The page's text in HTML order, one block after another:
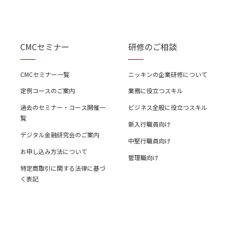
CMCセミナー
CMCセミナー一覧
定例コースのご案内
過去のセミナー・コース開催一
覧
デジタル金融研究会のご案内
お申し込み方法について
特定商取引に関する法律に基づ
く表記
研修のご相談
ニッキンの企業研修について
業務に役立つスキル
ビジネス全般に役立つスキル
新入行職員向け
中堅行職員向け
管理職向け